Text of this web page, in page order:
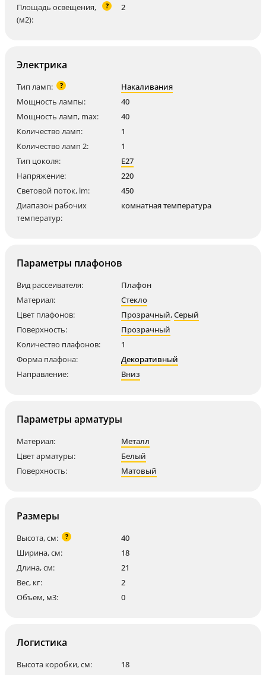
Площадь освещения,
(м2):
? 2
Электрика
Тип ламп: ?
Накаливания
Мощность лампы:
40
Мощность ламп, max:
40
Количество ламп:
1
Количество ламп 2:
1
Тип цоколя:
E27
Напряжение:
220
Световой поток, lm:
450
Диапазон рабочих
температур:
комнатная температура
Параметры плафонов
Вид рассеивателя:
Плафон
Материал:
Стекло
Цвет плафонов:
Прозрачный,Серый
Поверхность:
Прозрачный
Количество плафонов:
1
Форма плафона:
Декоративный
Направление:
Вниз
Параметры арматуры
Материал:
Металл
Цвет арматуры:
Белый
Поверхность:
Матовый
Размеры
Высота, см: ?
40
Ширина, см:
18
Длина, см:
21
Вес, кг:
2
Объем, м3:
0
Логистика
Высота коробки, см:
18